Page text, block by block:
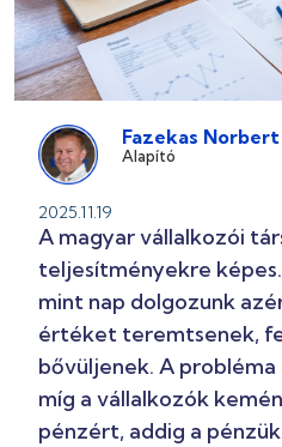
Fazekas Norbert
Alapító
2025.11.19
A magyar vállalkozói
teljesítményekre
mint nap dolgozunk
értéket teremtsenek,
bővüljenek. A
míg a vállalkozók
pénzért, addig a